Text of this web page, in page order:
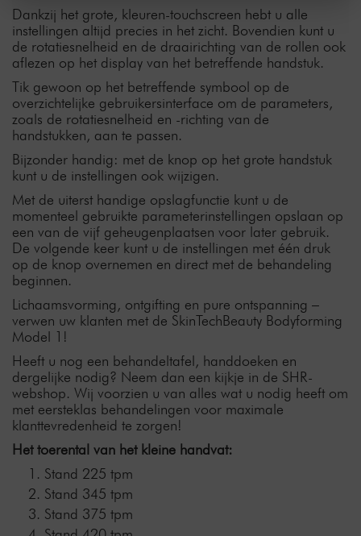
Dankzij het grote, kleuren-touchscreen hebt u alle
instellingen altijd precies in het zicht. Bovendien kunt u
de rotatiesnelheid en de draairichting van de rollen ook
aflezen op het display van het betreffende handstuk.
Tik gewoon op het betreffende symbool op de
overzichtelijke gebruikersinterface om de parameters,
zoals de rotatiesnelheid en -richting van de
handstukken, aan te passen.
Bijzonder handig: met de knop op het grote handstuk
kunt u de instellingen ook wijzigen.
Met de uiterst handige opslagfunctie kunt u de
momenteel gebruikte parameterinstellingen opslaan op
een van de vijf geheugenplaatsen voor later gebruik.
De volgende keer kunt u de instellingen met één druk
op de knop overnemen en direct met de behandeling
beginnen.
Lichaamsvorming, ontgifting en pure ontspanning –
verwen uw klanten met de SkinTechBeauty Bodyforming
Model 1!
Heeft u nog een behandeltafel, handdoeken en
dergelijke nodig? Neem dan een kijkje in de SHR-
webshop. Wij voorzien u van alles wat u nodig heeft om
met eersteklas behandelingen voor maximale
klanttevredenheid te zorgen!
Het toerental van het kleine handvat:
Stand 225 tpm
Stand 345 tpm
Stand 375 tpm